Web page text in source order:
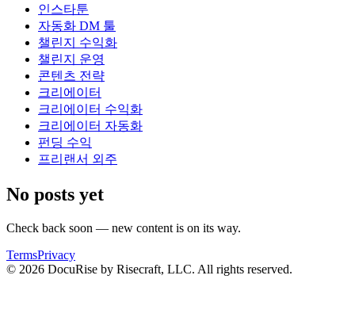
인스타툰
자동화 DM 툴
챌린지 수익화
챌린지 운영
콘텐츠 전략
크리에이터
크리에이터 수익화
크리에이터 자동화
펀딩 수익
프리랜서 외주
No posts yet
Check back soon — new content is on its way.
TermsPrivacy
© 2026 DocuRise by Risecraft, LLC. All rights reserved.